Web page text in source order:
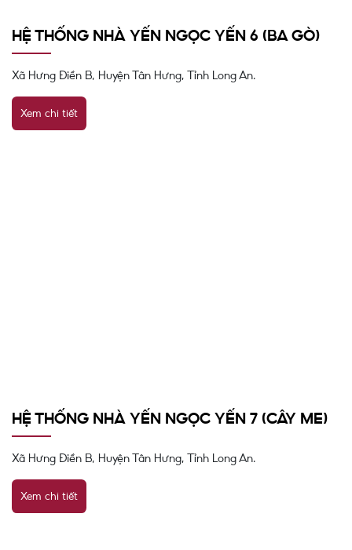
HỆ THỐNG NHÀ YẾN NGỌC YẾN 6 (BA GÒ)
Xã Hưng Điền B, Huyện Tân Hưng, Tỉnh Long An.
Xem chi tiết
HỆ THỐNG NHÀ YẾN NGỌC YẾN 7 (CÂY ME)
Xã Hưng Điền B, Huyện Tân Hưng, Tỉnh Long An.
Xem chi tiết